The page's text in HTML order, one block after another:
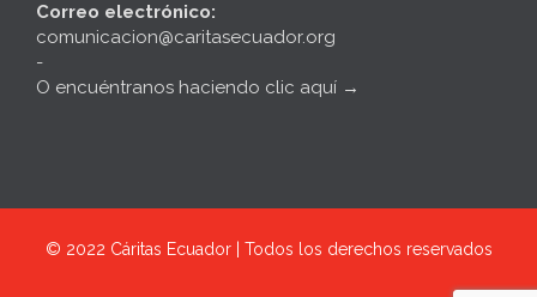
Correo electrónico:
comunicacion@caritasecuador.org
-
O encuéntranos haciendo clic aquí →
© 2022 Cáritas Ecuador | Todos los derechos reservados